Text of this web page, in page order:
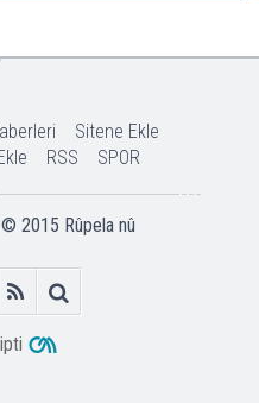
Sitene Ekle
RSS SPOR
© 2015 Rûpela nû